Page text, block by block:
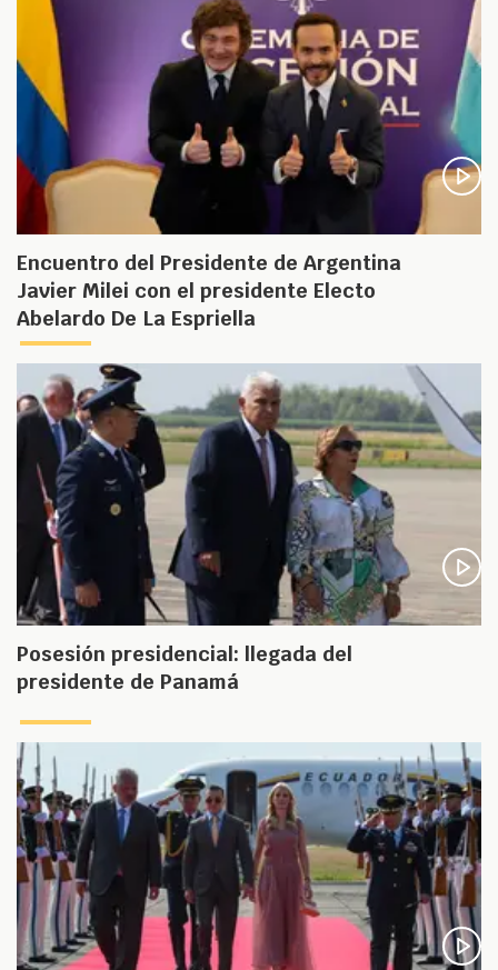
Encuentro del Presidente de Argentina
Javier Milei con el presidente Electo
Abelardo De La Espriella
Posesión presidencial: llegada del
presidente de Panamá